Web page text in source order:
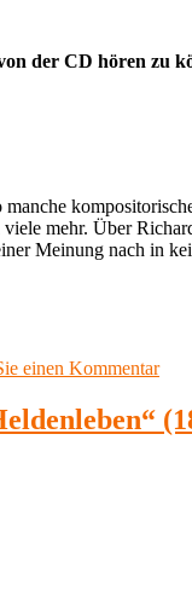
der CD hören zu
mehr. Über
Meinung nach in
einen Kommentarzu
71: